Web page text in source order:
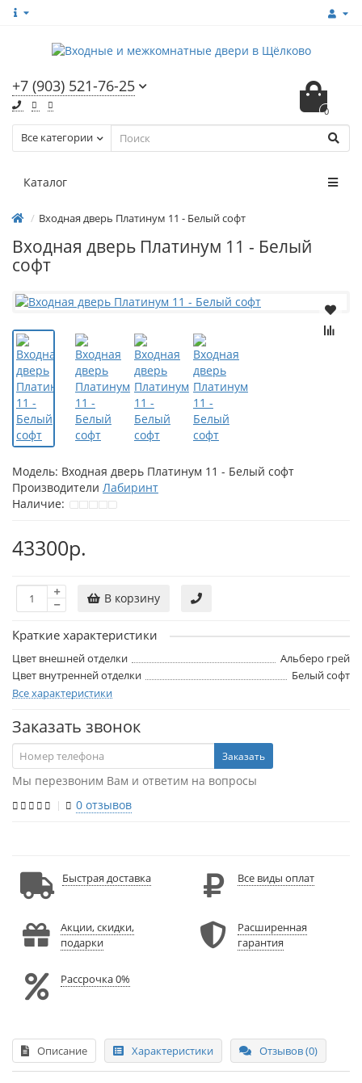
+7 (903) 521-76-25
0
Все категории
Каталог
Входная дверь Платинум 11 - Белый софт
Входная дверь Платинум 11 - Белый
софт
Модель: Входная дверь Платинум 11 - Белый софт
Производители Лабиринт
Наличие:
43300р.
В корзину
Краткие характеристики
Цвет внешней отделки
Альберо грей
Цвет внутренней отделки
Белый софт
Все характеристики
Заказать звонок
Заказать
Мы перезвоним Вам и ответим на вопросы
0 отзывов
Быстрая доставка Все виды оплат
Акции, скидки,
подарки
Расширенная
гарантия
Рассрочка 0%
Описание Характеристики Отзывов (0)